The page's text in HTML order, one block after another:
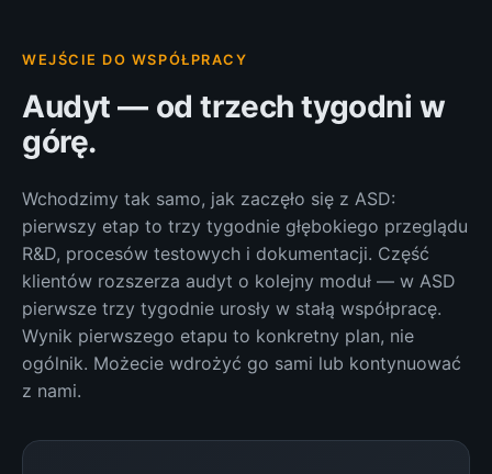
WEJŚCIE DO WSPÓŁPRACY
Audyt — od trzech tygodni w
górę.
Wchodzimy tak samo, jak zaczęło się z ASD:
pierwszy etap to trzy tygodnie głębokiego przeglądu
R&D, procesów testowych i dokumentacji. Część
klientów rozszerza audyt o kolejny moduł — w ASD
pierwsze trzy tygodnie urosły w stałą współpracę.
Wynik pierwszego etapu to konkretny plan, nie
ogólnik. Możecie wdrożyć go sami lub kontynuować
z nami.